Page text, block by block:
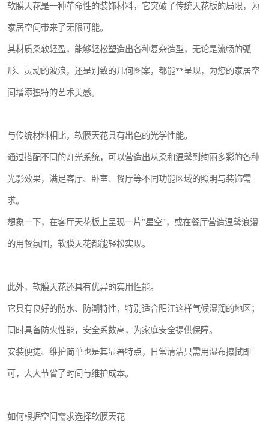
软膜天花是一种革命性的装饰材料，它突破了传统天花板的局限，为
家居空间带来了无限可能。
其材质柔软轻盈，能够轻松塑造出各种复杂造型，无论是流畅的弧
形、灵动的波浪，还是别致的几何图案，都能**呈现，为您的家居空
间增添独特的艺术美感。
与传统材料相比，软膜天花具有出色的光学性能。
通过搭配不同的灯光系统，可以营造出从柔和温馨到绚丽多彩的各种
光影效果，满足客厅、卧室、餐厅等不同功能区域的照明与装饰需
求。
想象一下，在客厅天花板上呈现一片"星空"，或在餐厅营造温馨浪漫
的用餐氛围，软膜天花都能轻松实现。
此外，软膜天花还具有优异的实用性能。
它具有良好的防水、防潮特性，特别适合阳江这样气候湿润的地区；
同时具备防火性能，安全系数高，为家庭安全提供保障。
安装便捷、维护简单也是其显著特点，日常清洁只需用湿布擦拭即
可，大大节省了时间与维护成本。
如何根据空间需求选择软膜天花